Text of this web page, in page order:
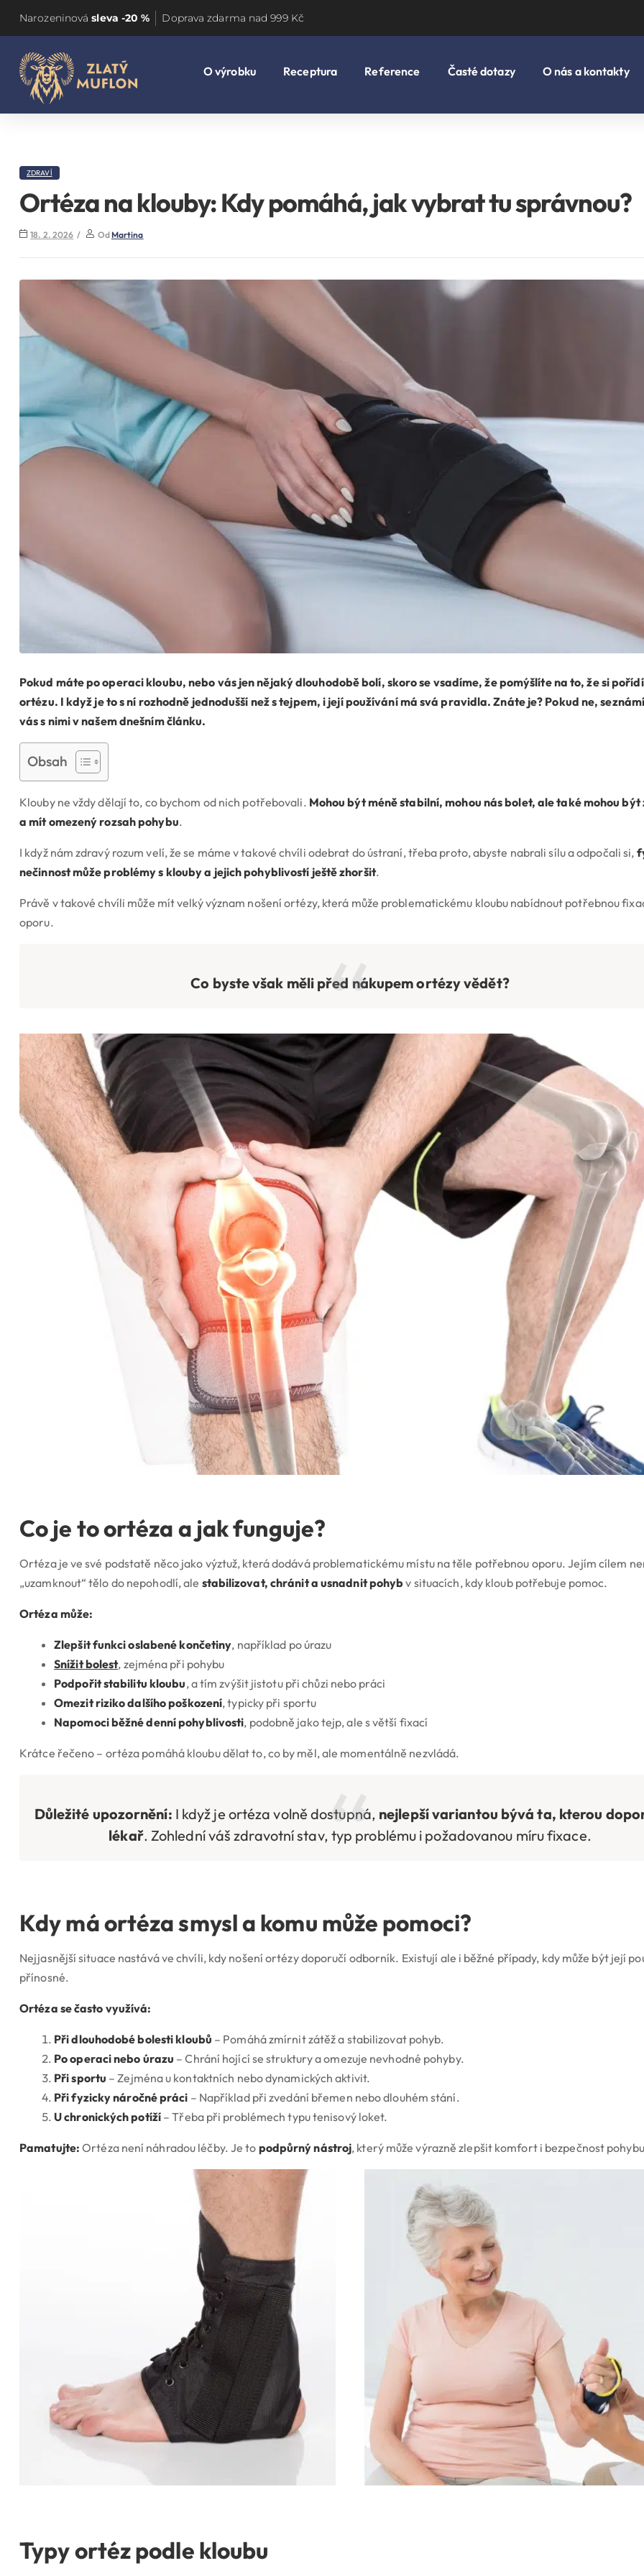
Narozeninovásleva -20 % Doprava zdarma nad 999 Kč
O výrobku Receptura Reference Časté dotazy O nás a kontakty
ZDRAVÍ
Ortéza na klouby: Kdy pomáhá, jak vybrat tu správnou?
18. 2. 2026 OdMartina
Pokud máte po operaci kloubu, nebo vás jen nějaký dlouhodobě bolí, skoro se vsadíme, že pomýšlíte na to, že si
ortézu. I když je to s ní rozhodně jednodušší než s tejpem, i její používání má svá pravidla. Znáte je? Pokud ne,
vás s nimi v našem dnešním článku.
Obsah
Klouby ne vždy dělají to, co bychom od nich potřebovali. Mohou být méně stabilní, mohou nás bolet, ale také mohou být
a mít omezený rozsah pohybu.
I když nám zdravý rozum velí, že se máme v takové chvíli odebrat do ústraní, třeba proto, abyste nabrali sílu a odpočali si,
nečinnost může problémy s klouby a jejich pohyblivostí ještě zhoršit.
Právě v takové chvíli může mít velký význam nošení ortézy, která může problematickému kloubu nabídnout potřebnou
oporu.
Co byste však měli před nákupem ortézy vědět?
Co je to ortéza a jak funguje?
Ortéza je ve své podstatě něco jako výztuž, která dodává problematickému místu na těle potřebnou oporu. Jejím cílem
„uzamknout“ tělo do nepohodlí, ale stabilizovat, chránit a usnadnit pohyb v situacích, kdy kloub potřebuje pomoc.
Ortéza může:
Zlepšit funkci oslabené končetiny, například po úrazu
Snížit bolest, zejména při pohybu
Podpořit stabilitu kloubu, a tím zvýšit jistotu při chůzi nebo práci
Omezit riziko dalšího poškození, typicky při sportu
Napomoci běžné denní pohyblivosti, podobně jako tejp, ale s větší fixací
Krátce řečeno – ortéza pomáhá kloubu dělat to, co by měl, ale momentálně nezvládá.
Důležité upozornění: I když je ortéza volně dostupná, nejlepší variantou bývá ta, kterou
lékař. Zohlední váš zdravotní stav, typ problému i požadovanou míru fixace.
Kdy má ortéza smysl a komu může pomoci?
Nejjasnější situace nastává ve chvíli, kdy nošení ortézy doporučí odborník. Existují ale i běžné případy, kdy může být její
přínosné.
Ortéza se často využívá:
Při dlouhodobé bolesti kloubů – Pomáhá zmírnit zátěž a stabilizovat pohyb.
Po operaci nebo úrazu – Chrání hojící se struktury a omezuje nevhodné pohyby.
Při sportu – Zejména u kontaktních nebo dynamických aktivit.
Při fyzicky náročné práci – Například při zvedání břemen nebo dlouhém stání.
U chronických potíží – Třeba při problémech typu tenisový loket.
Pamatujte: Ortéza není náhradou léčby. Je to podpůrný nástroj, který může výrazně zlepšit komfort i bezpečnost
Typy ortéz podle kloubu